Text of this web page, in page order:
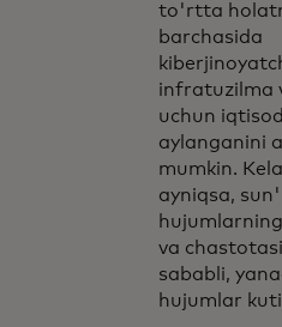
to'rtta
barchasida
infratuzilma
uchun
aylanganini
mumkin.
ayniqsa,
va
sababli,
hujumlar